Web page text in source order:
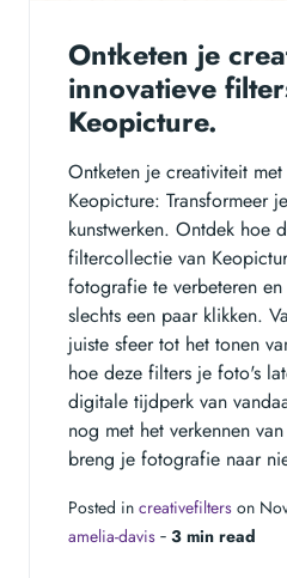
Ontketen je
innovatieve
Keopicture.
Ontketen je creativiteit
Keopicture: Transformeer
kunstwerken. Ontdek hoe
filtercollectie van
fotografie te verbeteren
slechts een paar klikken.
juiste sfeer tot het tonen
hoe deze filters je foto's
digitale tijdperk van
nog met het verkennen
breng je fotografie naar
Posted in creativefilters on
amelia-davis ‐ 3 min read